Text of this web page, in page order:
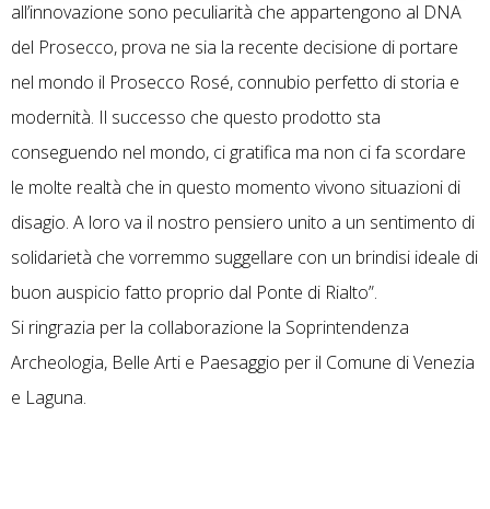
all’innovazione sono peculiarità che appartengono al DNA
del Prosecco, prova ne sia la recente decisione di portare
nel mondo il Prosecco Rosé, connubio perfetto di storia e
modernità. Il successo che questo prodotto sta
conseguendo nel mondo, ci gratifica ma non ci fa scordare
le molte realtà che in questo momento vivono situazioni di
disagio. A loro va il nostro pensiero unito a un sentimento di
solidarietà che vorremmo suggellare con un brindisi ideale di
buon auspicio fatto proprio dal Ponte di Rialto”.
Si ringrazia per la collaborazione la Soprintendenza
Archeologia, Belle Arti e Paesaggio per il Comune di Venezia
e Laguna.